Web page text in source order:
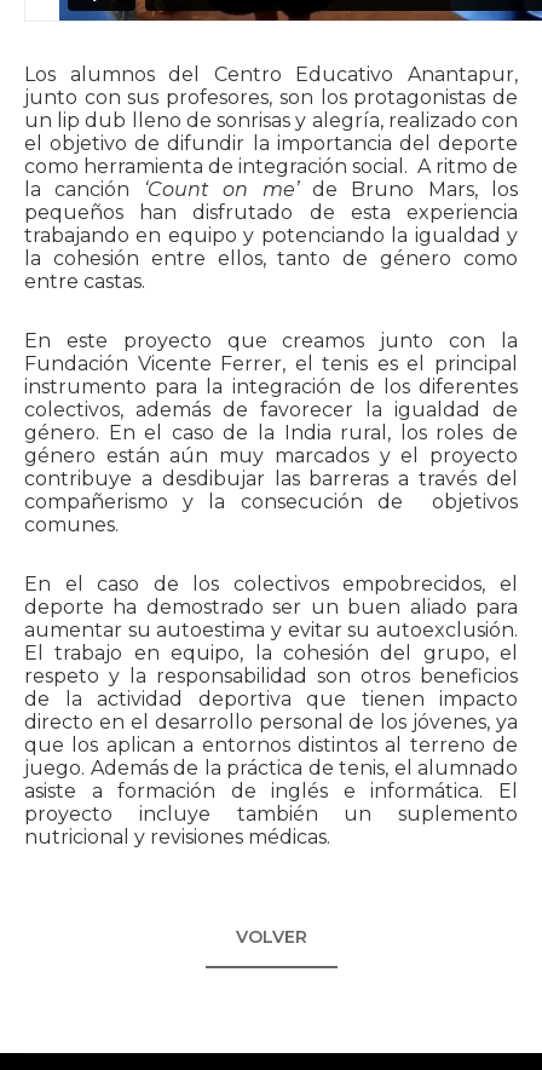
Los alumnos del Centro Educativo Anantapur,
junto con sus profesores, son los protagonistas de
un lip dub lleno de sonrisas y alegría, realizado con
el objetivo de difundir la importancia del deporte
como herramienta de integración social. A ritmo de
la canción ‘Count on me’de Bruno Mars, los
pequeños han disfrutado de esta experiencia
trabajando en equipo y potenciando la igualdad y
la cohesión entre ellos, tanto de género como
entre castas.
En este proyecto que creamos junto con la
Fundación Vicente Ferrer, el tenis es el principal
instrumento para la integración de los diferentes
colectivos, además de favorecer la igualdad de
género. En el caso de la India rural, los roles de
género están aún muy marcados y el proyecto
contribuye a desdibujar las barreras a través del
compañerismo y la consecución de objetivos
comunes.
En el caso de los colectivos empobrecidos, el
deporte ha demostrado ser un buen aliado para
aumentar su autoestima y evitar su autoexclusión.
El trabajo en equipo, la cohesión del grupo, el
respeto y la responsabilidad son otros beneficios
de la actividad deportiva que tienen impacto
directo en el desarrollo personal de los jóvenes, ya
que los aplican a entornos distintos al terreno de
juego. Además de la práctica de tenis, el alumnado
asiste a formación de inglés e informática. El
proyecto incluye también un suplemento
nutricional y revisiones médicas.
VOLVER